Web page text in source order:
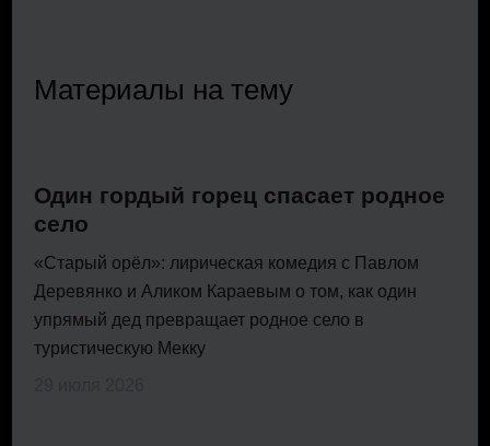
Материалы на тему
Один гордый горец спасает родное
село
«Старый орёл»: лирическая комедия с Павлом
Деревянко и Аликом Караевым о том, как один
упрямый дед превращает родное село в
туристическую Мекку